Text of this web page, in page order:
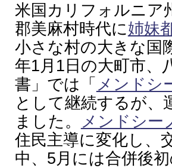
米国カリフォルニア
郡美麻村時代に姉妹
小さな村の大きな国
年1月1日の大町市、
書」では「 メンドシ
として継続するが、
ました。
メンドシー
住民主導に変化し、
中、5月には合併後